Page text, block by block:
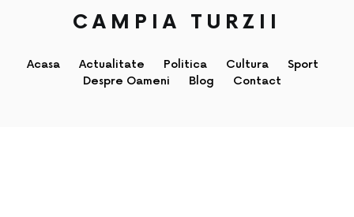
CAMPIA TURZII
Acasa Actualitate Politica Cultura
Sport
Despre Oameni
Blog Contact